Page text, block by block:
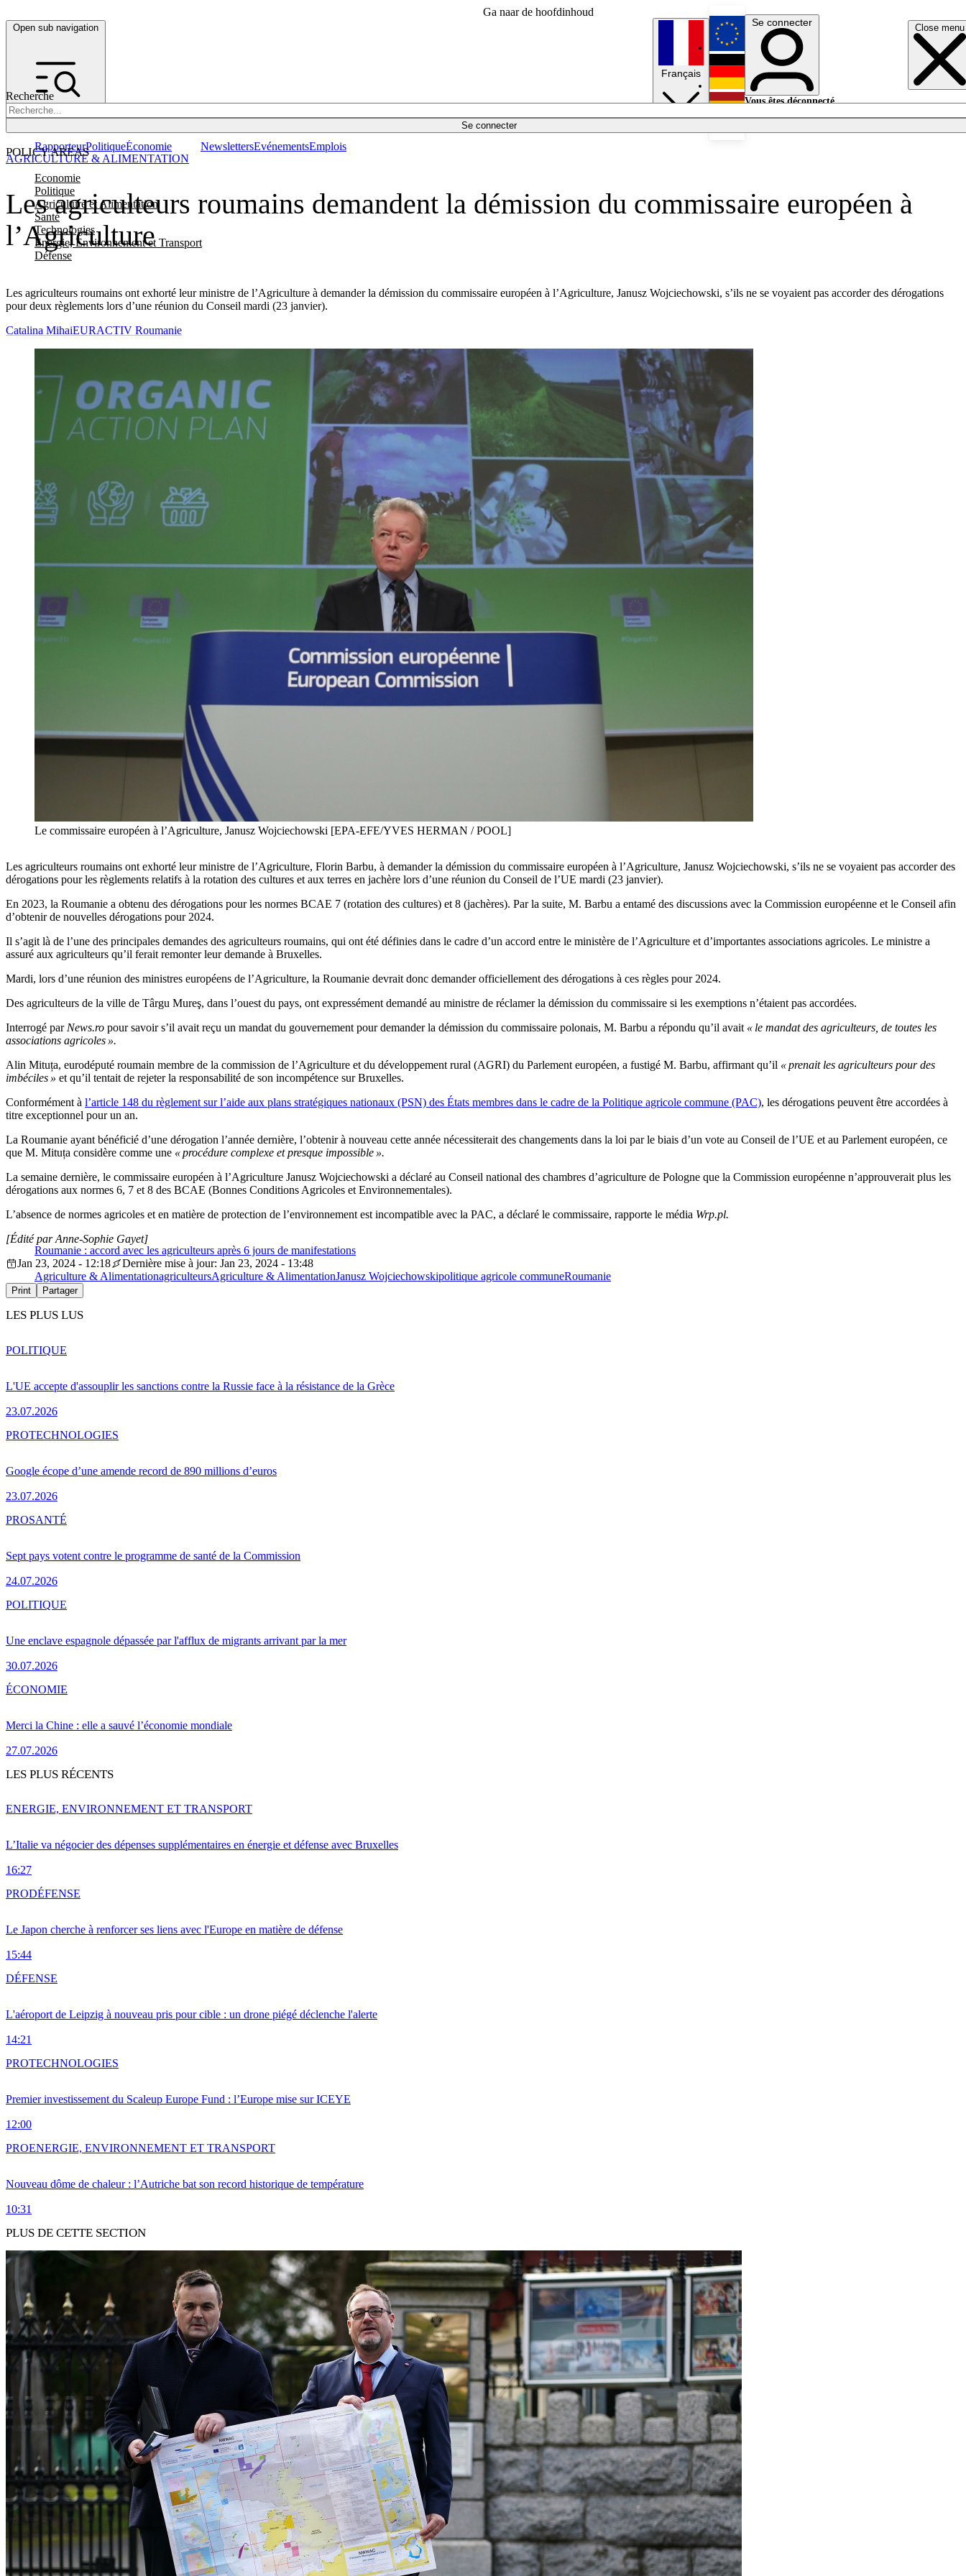
Ga naar de hoofdinhoud
Open sub navigation Close menu
Recherche
Se connecter
POLICY AREAS
Economie
Politique
Agriculture et Alimentation
Santé
Technologies
Energie, Environnement et Transport
Défense
RapporteurPolitiqueÉconomie NewslettersEvénementsEmplois
Français
English
Deutsch
Se connecter
Vous êtes déconnecté.
Les agriculteurs roumains demandent la démission du commissaire européen à
l’Agriculture
Les agriculteurs roumains ont exhorté leur ministre de l’Agriculture à demander la démission du commissaire européen à l’Agriculture, Janusz Wojciechowski, s’ils ne se voyaient pas accorder des dérogations
pour deux règlements lors d’une réunion du Conseil mardi (23 janvier).
AGRICULTURE & ALIMENTATION
Catalina MihaiEURACTIV Roumanie
Le commissaire européen à l’Agriculture, Janusz Wojciechowski [EPA-EFE/YVES HERMAN / POOL]
Les agriculteurs roumains ont exhorté leur ministre de l’Agriculture, Florin Barbu, à demander la démission du commissaire européen à l’Agriculture, Janusz Wojciechowski, s’ils ne se voyaient pas accorder des
dérogations pour les règlements relatifs à la rotation des cultures et aux terres en jachère lors d’une réunion du Conseil de l’UE mardi (23 janvier).
En 2023, la Roumanie a obtenu des dérogations pour les normes BCAE 7 (rotation des cultures) et 8 (jachères). Par la suite, M. Barbu a entamé des discussions avec la Commission européenne et le Conseil afin
d’obtenir de nouvelles dérogations pour 2024.
Il s’agit là de l’une des principales demandes des agriculteurs roumains, qui ont été définies dans le cadre d’un accord entre le ministère de l’Agriculture et d’importantes associations agricoles. Le ministre a
assuré aux agriculteurs qu’il ferait remonter leur demande à Bruxelles.
Mardi, lors d’une réunion des ministres européens de l’Agriculture, la Roumanie devrait donc demander officiellement des dérogations à ces règles pour 2024.
Des agriculteurs de la ville de Târgu Mureş, dans l’ouest du pays, ont expressément demandé au ministre de réclamer la démission du commissaire si les exemptions n’étaient pas accordées.
Interrogé par News.ro pour savoir s’il avait reçu un mandat du gouvernement pour demander la démission du commissaire polonais, M. Barbu a répondu qu’il avait « le mandat des agriculteurs, de toutes les
associations agricoles ».
Alin Mituța, eurodéputé roumain membre de la commission de l’Agriculture et du développement rural (AGRI) du Parlement européen, a fustigé M. Barbu, affirmant qu’il « prenait les agriculteurs pour des
imbéciles » et qu’il tentait de rejeter la responsabilité de son incompétence sur Bruxelles.
Conformément à l’article 148 du règlement sur l’aide aux plans stratégiques nationaux (PSN) des États membres dans le cadre de la Politique agricole commune (PAC), les dérogations peuvent être accordées à
titre exceptionnel pour un an.
La Roumanie ayant bénéficié d’une dérogation l’année dernière, l’obtenir à nouveau cette année nécessiterait des changements dans la loi par le biais d’un vote au Conseil de l’UE et au Parlement européen, ce
que M. Mituța considère comme une « procédure complexe et presque impossible ».
La semaine dernière, le commissaire européen à l’Agriculture Janusz Wojciechowski a déclaré au Conseil national des chambres d’agriculture de Pologne que la Commission européenne n’approuverait plus les
dérogations aux normes 6, 7 et 8 des BCAE (Bonnes Conditions Agricoles et Environnementales).
L’absence de normes agricoles et en matière de protection de l’environnement est incompatible avec la PAC, a déclaré le commissaire, rapporte le média Wrp.pl.
Roumanie : accord avec les agriculteurs après 6 jours de manifestations
[Édité par Anne-Sophie Gayet]
Jan 23, 2024 - 12:18
Dernière mise à jour: Jan 23, 2024 - 13:48
Agriculture & AlimentationagriculteursAgriculture & AlimentationJanusz Wojciechowskipolitique agricole communeRoumanie
Print Partager
LES PLUS LUS
L'UE accepte d'assouplir les sanctions contre la Russie face à la résistance de la Grèce
23.07.2026
POLITIQUE
Google écope d’une amende record de 890 millions d’euros
23.07.2026
PROTECHNOLOGIES
Sept pays votent contre le programme de santé de la Commission
24.07.2026
PROSANTÉ
Une enclave espagnole dépassée par l'afflux de migrants arrivant par la mer
30.07.2026
POLITIQUE
Merci la Chine : elle a sauvé l’économie mondiale
27.07.2026
ÉCONOMIE
LES PLUS RÉCENTS
L’Italie va négocier des dépenses supplémentaires en énergie et défense avec Bruxelles
16:27
ENERGIE, ENVIRONNEMENT ET TRANSPORT
Le Japon cherche à renforcer ses liens avec l'Europe en matière de défense
15:44
PRODÉFENSE
L'aéroport de Leipzig à nouveau pris pour cible : un drone piégé déclenche l'alerte
14:21
DÉFENSE
Premier investissement du Scaleup Europe Fund : l’Europe mise sur ICEYE
12:00
PROTECHNOLOGIES
Nouveau dôme de chaleur : l’Autriche bat son record historique de température
10:31
PROENERGIE, ENVIRONNEMENT ET TRANSPORT
PLUS DE CETTE SECTION